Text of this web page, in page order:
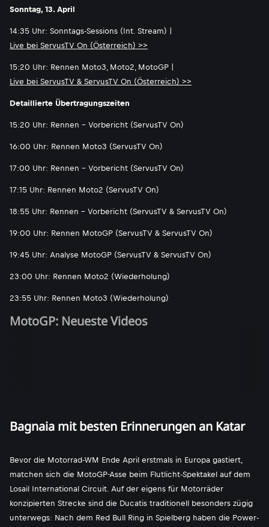
Sonntag, 13. April
14:35 Uhr: Sonntags-Sessions (Int. Stream) |
Live bei ServusTV On (Österreich) >>
15:20 Uhr: Rennen Moto3, Moto2, MotoGP |
Live bei ServusTV & ServusTV On (Österreich) >>
Detaillierte Übertragungszeiten
15:20 Uhr: Rennen - Vorbericht (ServusTV On)
16:00 Uhr: Rennen Moto3 (ServusTV On)
17:00 Uhr: Rennen - Vorbericht (ServusTV On)
17:15 Uhr: Rennen Moto2 (ServusTV On)
18:55 Uhr: Rennen - Vorbericht (ServusTV & ServusTV On)
19:00 Uhr: Rennen MotoGP (ServusTV & ServusTV On)
19:45 Uhr: Analyse MotoGP (ServusTV & ServusTV On)
23:00 Uhr: Rennen Moto2 (Wiederholung)
23:55 Uhr: Rennen Moto3 (Wiederholung)
MotoGP: Neueste Videos
Bagnaia mit besten Erinnerungen an Katar
Bevor die Motorrad-WM Ende April erstmals in Europa gastiert,
matchen sich die MotoGP-Asse beim Flutlicht-Spektakel auf dem
Losail International Circuit. Auf der eigens für Motorräder
konzipierten Strecke sind die Ducatis traditionell besonders zügig
unterwegs: Nach dem Red Bull Ring in Spielberg haben die Power-